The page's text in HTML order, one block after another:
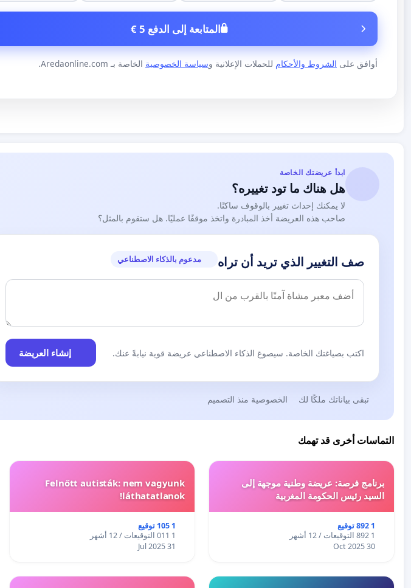
المتابعة إلى الدفع 5 €
أوافق على الشروط والأحكام للحملات الإعلانية وسياسة الخصوصية الخاصة بـ Aredaonline.com.
ابدأ عريضتك الخاصة
هل هناك ما تود تغييره؟
لا يمكنك إحداث تغيير بالوقوف ساكنًا.
صاحب هذه العريضة أخذ المبادرة واتخذ موقفًا عمليًا. هل ستقوم بالمثل؟
صف التغيير الذي تريد أن تراه مدعوم بالذكاء الاصطناعي
اكتب بصياغتك الخاصة. سيصوغ الذكاء الاصطناعي عريضة قوية نيابةً عنك. إنشاء العريضة
تبقى بياناتك ملكًا لك الخصوصية منذ التصميم
التماسات أخرى قد تهمك
برنامج فرصة: عريضة وطنية موجهة إلى
السيد رئيس الحكومة المغربية
1 892 توقيع
1 892 التوقيعات / 12 أشهر
30 Oct 2025
Felnőtt autisták: nem vagyunk
láthatatlanok!
1 105 توقيع
1 011 التوقيعات / 12 أشهر
31 Jul 2025